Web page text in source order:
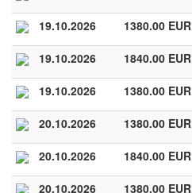
19.10.2026 1380.00 EUR
19.10.2026 1840.00 EUR
19.10.2026 1380.00 EUR
20.10.2026 1380.00 EUR
20.10.2026 1840.00 EUR
20.10.2026 1380.00 EUR